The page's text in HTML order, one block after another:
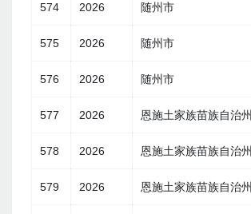
574 2026 随州市
575 2026 随州市
576 2026 随州市
577 2026 恩施土家族苗族自治州
578 2026 恩施土家族苗族自治州
579 2026 恩施土家族苗族自治州